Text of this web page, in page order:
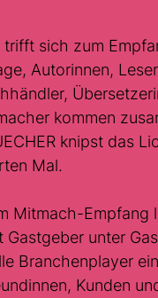
sich zum
Autorinnen,
kommen
knipst das
Mal.
Mitmach-Empfang
Gastgeber unter
Branchenplayer
Kunden